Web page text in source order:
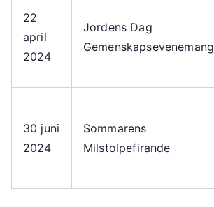
22
april
2024
Jordens Dag
Gemenskapsevenemang
30 juni
2024
Sommarens
Milstolpefirande